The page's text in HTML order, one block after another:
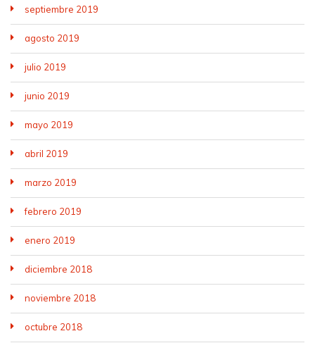
septiembre 2019
agosto 2019
julio 2019
junio 2019
mayo 2019
abril 2019
marzo 2019
febrero 2019
enero 2019
diciembre 2018
noviembre 2018
octubre 2018